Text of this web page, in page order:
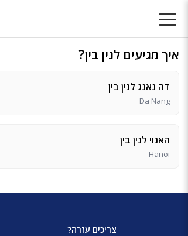
איך מגיעים לנין בין?
דה נאנג לנין בין
Da Nang
האנוי לנין בין
Hanoi
צריכים עזרה?